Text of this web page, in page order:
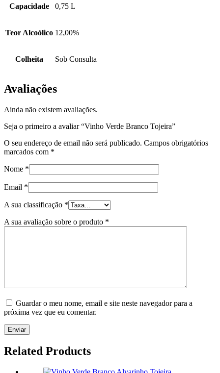
Capacidade 0,75 L
Teor Alcoólico 12,00%
Colheita Sob Consulta
Avaliações
Ainda não existem avaliações.
Seja o primeiro a avaliar “Vinho Verde Branco Tojeira”
O seu endereço de email não será publicado. Campos obrigatórios
marcados com *
Nome *
Email *
A sua classificação *
A sua avaliação sobre o produto *
Guardar o meu nome, email e site neste navegador para a
próxima vez que eu comentar.
Related Products